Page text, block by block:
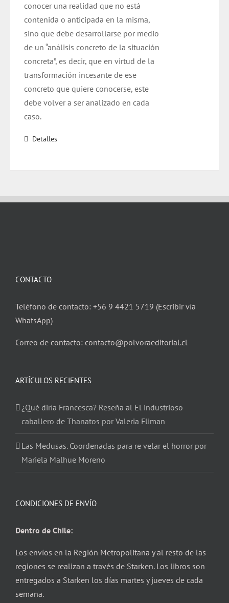
conocer una realidad que no está
contenida o anticipada en la misma,
sino que debe desarrollarse por medio
de un “análisis concreto de la situación
concreta”, es decir, que en virtud de la
transformación incesante de ese
concreto que quiere conocerse, este
debe volver a ser analizado en cada
caso.
Detalles
CONTACTO
Teléfono de contacto: +56 9 4421 5719 (Escribir vía
WhatsApp)
Correo de contacto: contacto@polvoraeditorial.cl
ARTÍCULOS RECIENTES
¿Qué diría Francesca? Reseña al El industrioso
caballero de Thanatos por Valeria Fliman
Las Medusas. Coordenadas para re velar el horror por
Mariela Malhue Moreno
CONDICIONES DE ENVÍO
Dentro de Chile:
Los envíos en la Región Metropolitana y al resto de las
regiones se realizan a través de Starken. Los libros son
entregados a Starken los días martes y jueves de cada
semana.